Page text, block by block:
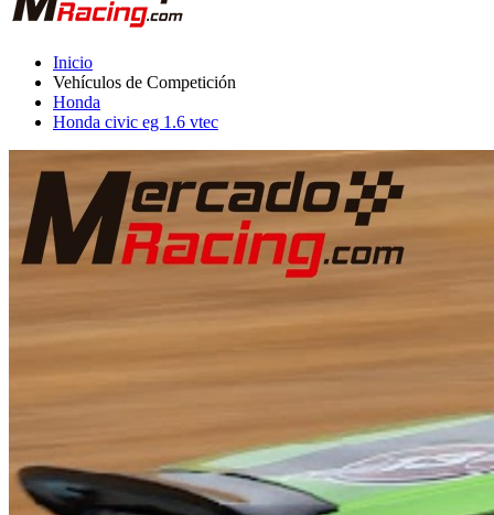
Inicio
Vehículos de Competición
Honda
Honda civic eg 1.6 vtec